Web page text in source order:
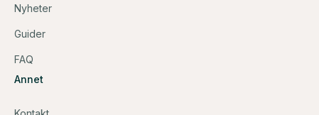
Nyheter
Guider
FAQ
Annet